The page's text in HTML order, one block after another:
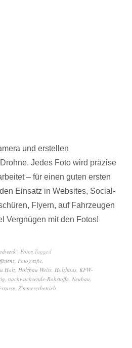
und erstellen
Jedes Foto wird präzise
– für einen guten ersten
Einsatz in Websites, Social-
Flyern, auf Fahrzeugen
Vergnügen mit den Fotos!
| Fotos Tagged
, Fotografie,
Holz, Holzbau Weiss, Holzhaus, KFW-
, nachwachsende-Rohstoffe, Neubau,
, Zimmererbetrieb